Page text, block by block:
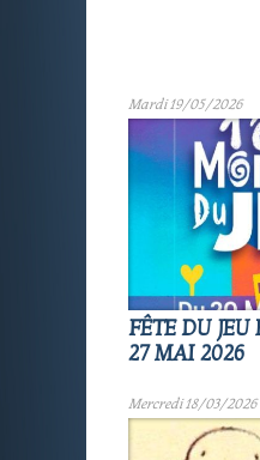
Mardi 19/05/2026
FÊTE DU
27 MAI 2026
Mercredi 18/03/2026